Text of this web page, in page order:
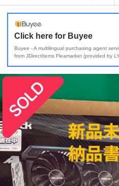
Click here for Buyee
Buyee - A multilingual purchasing agent
from JDirectItems Fleamarket (provided by